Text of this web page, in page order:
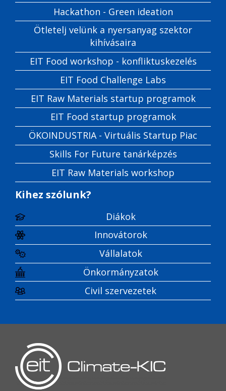
Hackathon - Green ideation
Ötletelj velünk a nyersanyag szektor
kihívásaira
EIT Food workshop - konfliktuskezelés
EIT Food Challenge Labs
EIT Raw Materials startup programok
EIT Food startup programok
ÖKOINDUSTRIA - Virtuális Startup Piac
Skills For Future tanárképzés
EIT Raw Materials workshop
Kihez szólunk?
Diákok
Innovátorok
Vállalatok
Önkormányzatok
Civil szervezetek